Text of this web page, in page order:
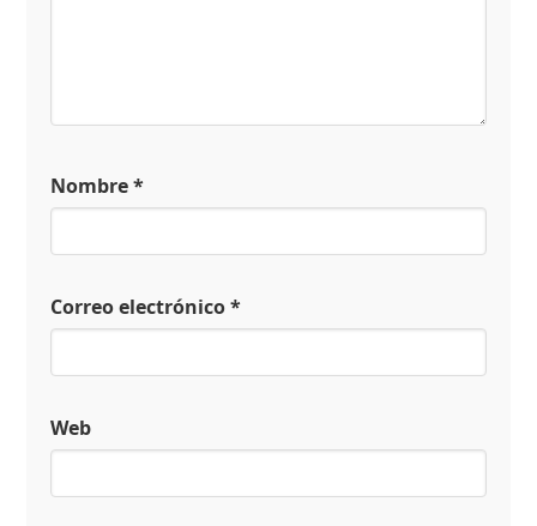
Nombre*
Correo electrónico*
Web